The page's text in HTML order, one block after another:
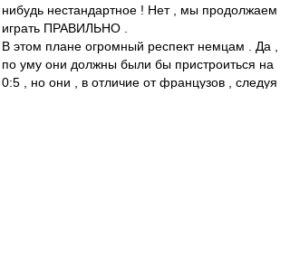
нибудь нестандартное ! Нет , мы продолжаем
играть ПРАВИЛЬНО .
В этом плане огромный респект немцам . Да ,
по уму они должны были бы пристроиться на
0:5 , но они , в отличие от французов , следуя